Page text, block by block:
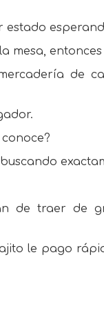
mesa,
de
de traer de
le pago